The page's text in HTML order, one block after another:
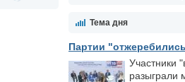
Тема дня
Партии
Участники
разыграли